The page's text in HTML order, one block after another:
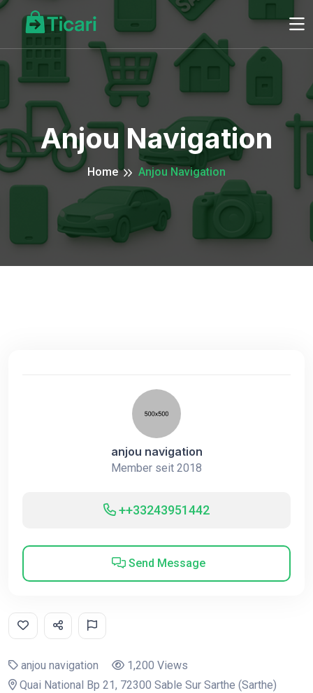
Anjou Navigation
Home Anjou Navigation
anjou navigation
Member seit 2018
++33243951442
Send Message
anjou navigation
1,200 Views
Quai National Bp 21, 72300 Sable Sur Sarthe (Sarthe)